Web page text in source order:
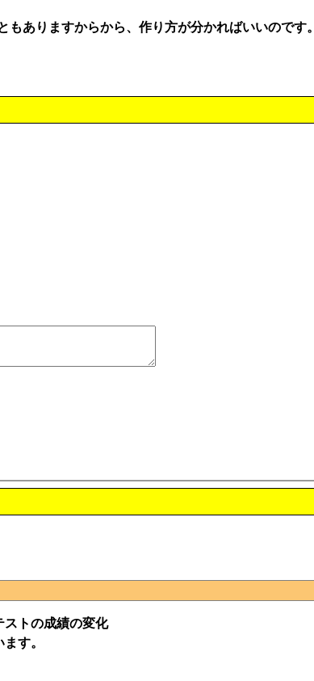
ありますからから、作り方が分かればいいのです。